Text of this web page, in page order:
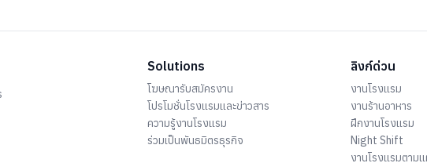
Solutions
โฆษณารับสมัครงาน
โปรโมชั่นโรงแรมและข่าวสาร
ความรู้งานโรงแรม
ร่วมเป็นพันธมิตรธุรกิจ
ลิงก์ด่วน
งานโรงแรม
งานร้านอาหาร
ฝึกงานโรงแรม
Night Shift
งานโรงแรมตาม